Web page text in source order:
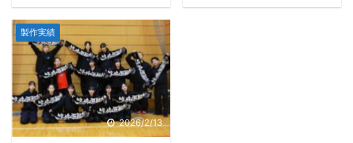
HIROSHIMA」に昇侍選
手が出場されます！！ 昇
侍選手は1年8ヶ月ぶりの
復帰戦になるそうで、是
非とも勝ってほしいです
...
デザイン確定までの流れ
タオルの種類 フェイスタ
オル 33×82cm タオル
産地 国産生地 プリント
の種類 染料プリント 色
数 3色 黒、青緑、黄 納
品まで ご注文後タオルツ
クール営業日の9日後に
製作実績
2026/2/13